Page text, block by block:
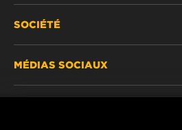
PRODUITS ABANDONNÉS /
SOCIÉTÉ
MÉDIAS SOCIAUX